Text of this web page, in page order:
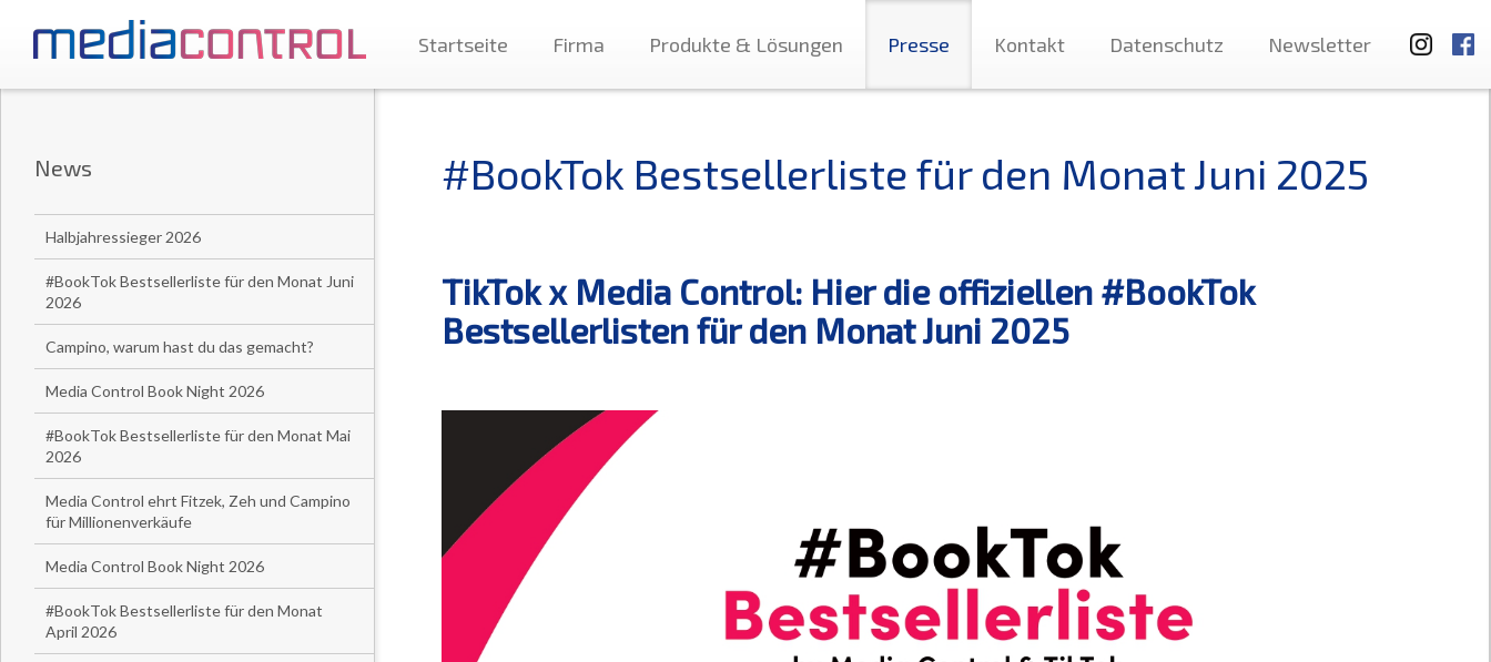
Startseite Firma Produkte & Lösungen Presse Kontakt Datenschutz Newsletter
News
Halbjahressieger 2026
#BookTok Bestsellerliste für den Monat Juni
2026
Campino, warum hast du das gemacht?
Media Control Book Night 2026
#BookTok Bestsellerliste für den Monat Mai
2026
Media Control ehrt Fitzek, Zeh und Campino
für Millionenverkäufe
Media Control Book Night 2026
#BookTok Bestsellerliste für den Monat
April 2026
#BookTok Bestsellerliste für den Monat Juni 2025
TikTok x Media Control: Hier die offiziellen #BookTok
Bestsellerlisten für den Monat Juni 2025